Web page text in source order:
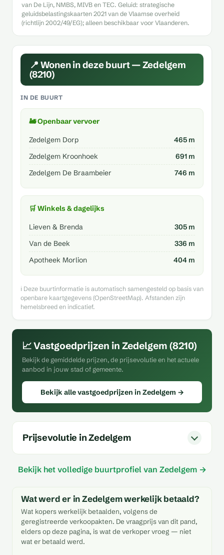
van De Lijn, NMBS, MIVB en TEC. Geluid: strategische
geluidsbelastingskaarten 2021 van de Vlaamse overheid
(richtlijn 2002/49/EG); alleen beschikbaar voor Vlaanderen.
📍 Wonen in deze buurt — Zedelgem
(8210)
IN DE BUURT
🚂 Openbaar vervoer
Zedelgem Dorp
465 m
Zedelgem Kroonhoek
691 m
Zedelgem De Braambeier
746 m
🛒 Winkels & dagelijks
Lieven & Brenda
305 m
Van de Beek
336 m
Apotheek Morlion
404 m
ℹ️ Deze buurtinformatie is automatisch samengesteld op basis van
openbare kaartgegevens (OpenStreetMap). Afstanden zijn
hemelsbreed en indicatief.
📈 Vastgoedprijzen in Zedelgem (8210)
Bekijk de gemiddelde prijzen, de prijsevolutie en het actuele
aanbod in jouw stad of gemeente.
Bekijk alle vastgoedprijzen in Zedelgem →
Prijsevolutie in Zedelgem
Bekijk het volledige buurtprofiel van Zedelgem →
Wat werd er in Zedelgem werkelijk betaald?
Wat kopers werkelijk betaalden, volgens de
geregistreerde verkoopakten. De vraagprijs van dit pand,
elders op deze pagina, is wat de verkoper vroeg — niet
wat er betaald werd.